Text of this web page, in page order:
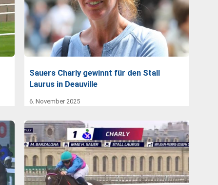
Sauers Charly gewinnt für den Stall
Laurus in Deauville
6. November 2025